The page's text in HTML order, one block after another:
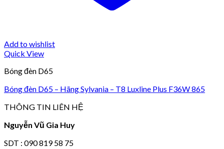
Add to wishlist
Quick View
Bóng đèn D65
Bóng đèn D65 – Hãng Sylvania – T8 Luxline Plus F36W 865
THÔNG TIN LIÊN HỆ
Nguyễn Vũ Gia Huy
SDT : 090 819 58 75